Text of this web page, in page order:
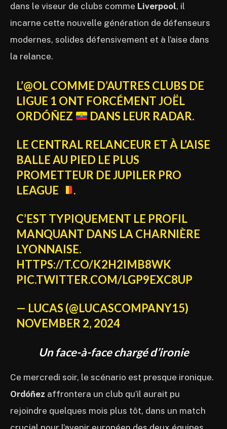
dans le viseur de clubs comme Liverpool, il
incarne cette nouvelle génération de défenseurs
modernes, solides défensivement et à l’aise dans
la relance.
L’@OLCOMME D’AUTRES CLUBS DE
LIGUE 1 ONT FORCÉMENT JOËL
ORDÓÑEZ
DANS LEUR RADAR.
LE CENTRAL RELANCEUR ET À L’AISE
BALLE AU PIED LE PLUS
PROMETTEUR DE JUPILER PRO
LEAGUE
.
C’EST TYPIQUEMENT LE PROFIL
MANQUANT DANS LA CHARNIÈRE
LYONNAISE.
HTTPS://T.CO/K2H2IMB8WK
PIC.TWITTER.COM/LGP9EXC8UP
— LUCAS (@LUCASCOMPANY15)
NOVEMBER 2, 2024
Un face-à-face chargé d’ironie
Ce mercredi soir, le scénario est presque ironique.
Ordóñez affrontera un club qu’il aurait pu
rejoindre quelques mois plus tôt, dans un match